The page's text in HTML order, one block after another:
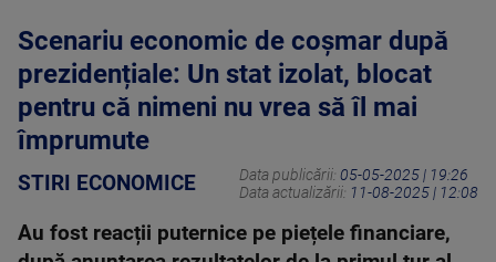
Scenariu economic de coșmar după
prezidențiale: Un stat izolat, blocat
pentru că nimeni nu vrea să îl mai
împrumute
STIRI ECONOMICE Data publicării: 05-05-2025 | 19:26
Data actualizării: 11-08-2025 | 12:08
Au fost reacții puternice pe piețele financiare,